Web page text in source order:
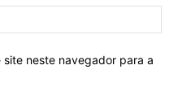
site neste navegador para a